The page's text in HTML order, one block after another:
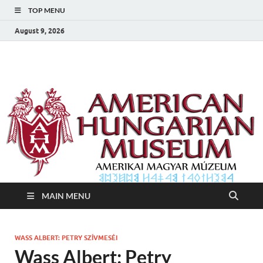
TOP MENU
August 9, 2026
Amerikai Magyar
Múzeum
MAIN MENU
WASS ALBERT: PETRY SZÍVMESÉI
Wass Albert: Petry